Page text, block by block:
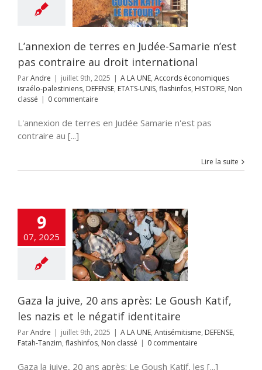
Accords
israélo-
Non classé
L’annexion de terres en Judée-Samarie n’est
pas contraire au droit international
ParAndre | juillet 9th, 2025 | A LA UNE, Accords économiques
israélo-palestiniens, DEFENSE, ETATS-UNIS, flashinfos, HISTOIRE, Non
classé | 0 commentaire
L'annexion de terres en Judée Samarie n'est pas
contraire au [...]
Lire la suite
9
07, 2025
juive, 20 ans
Goush Katif,
et le négatif
Antisémitisme
Gaza la juive, 20 ans après: Le Goush Katif,
les nazis et le négatif identitaire
ParAndre juillet 9th, 2025 A LA UNE, Antisémitisme, DEFENSE,
Fatah-Tanzim, flashinfos, Non classé 0 commentaire
Gaza la juive, 20 ans après: Le Goush Katif, les [...]